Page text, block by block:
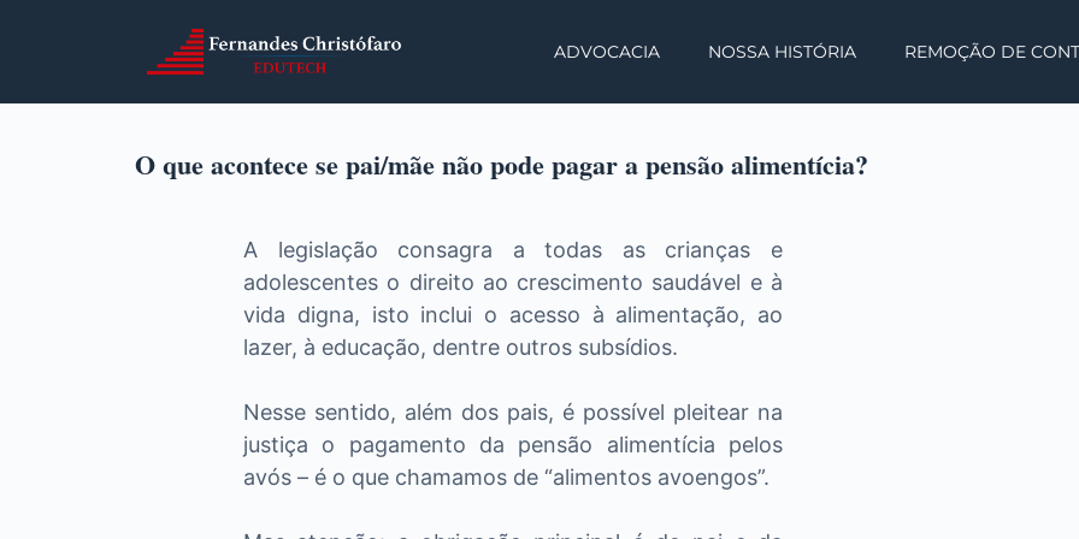
ADVOCACIA NOSSA HISTÓRIA REMOÇÃO DE
O que acontece se pai/mãe não pode pagar a pensão alimentícia?
A legislação consagra a todas as crianças e
adolescentes o direito ao crescimento saudável e à
vida digna, isto inclui o acesso à alimentação, ao
lazer, à educação, dentre outros subsídios.
Nesse sentido, além dos pais, é possível pleitear na
justiça o pagamento da pensão alimentícia pelos
avós – é o que chamamos de “alimentos avoengos”.